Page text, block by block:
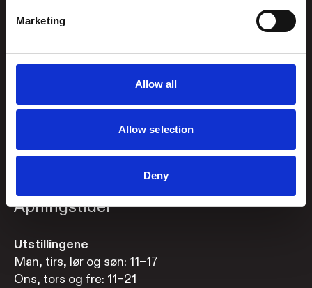
Marketing
Allow all
Allow selection
Deny
post@kunstsilo.no
Telefon Gjesteservice
Booke bord i Brasseri?
976 215
Åpningstider
Utstillingene
Man, tirs, lør og søn: 11–17
Ons, tors og fre: 11–21